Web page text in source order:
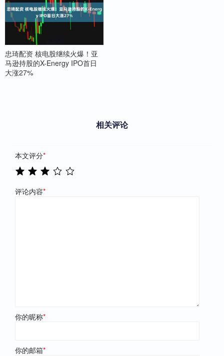
忠琦配资 核电股继续火爆！亚
马逊持股的X-Energy IPO首日
大涨27%
相关评论
本文评分*
评论内容*
你的昵称*
你的邮箱*